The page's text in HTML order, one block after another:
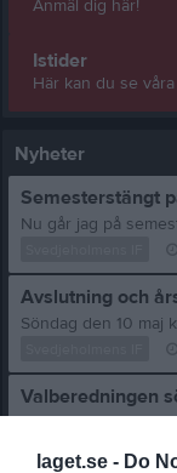
laget.se - Do
Anmäl dig här!
Istider
Här kan du se
Nyheter
Semesterstängt
Avslutning och
Valberedningen